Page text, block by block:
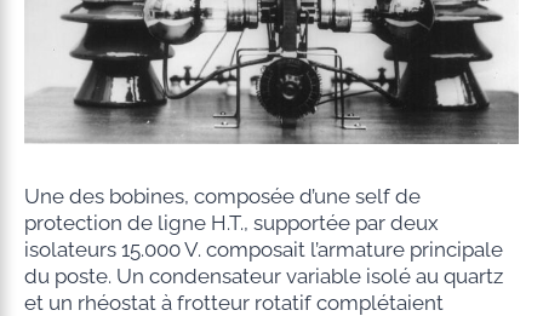
Une des bobines, composée d’une self de
protection de ligne H.T., supportée par deux
isolateurs 15.000 V. composait l’armature principale
du poste. Un condensateur variable isolé au quartz
et un rhéostat à frotteur rotatif complétaient